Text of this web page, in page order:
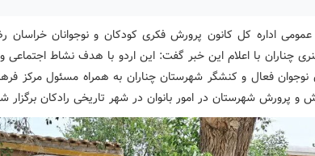
عمومی اداره کل کانون پرورش فکری کودکان و نوجوانان خراسان
چناران با اعلام این خبر گفت: این اردو با هدف نشاط
فعال و کنشگر شهرستان چناران به همراه مسئول مرکز
و پرورش شهرستان در امور بانوان در شهر تاریخی رادکان برگزار